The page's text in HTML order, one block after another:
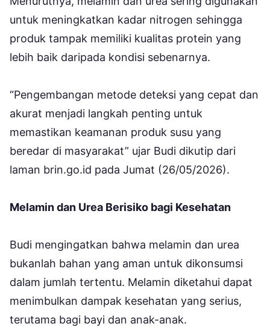
untuk meningkatkan kadar nitrogen sehingga
produk tampak memiliki kualitas protein yang
lebih baik daripada kondisi sebenarnya.
“Pengembangan metode deteksi yang cepat dan
akurat menjadi langkah penting untuk
memastikan keamanan produk susu yang
beredar di masyarakat” ujar Budi dikutip dari
laman brin.go.id pada Jumat (26/05/2026).
Melamin dan Urea Berisiko bagi Kesehatan
Budi mengingatkan bahwa melamin dan urea
bukanlah bahan yang aman untuk dikonsumsi
dalam jumlah tertentu. Melamin diketahui dapat
menimbulkan dampak kesehatan yang serius,
terutama bagi bayi dan anak-anak.